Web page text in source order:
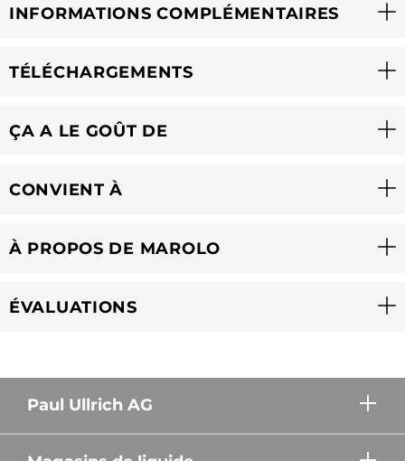
INFORMATIONS COMPLÉMENTAIRES
TÉLÉCHARGEMENTS
ÇA A LE GOÛT DE
CONVIENT À
À PROPOS DE MAROLO
ÉVALUATIONS
Paul Ullrich AG